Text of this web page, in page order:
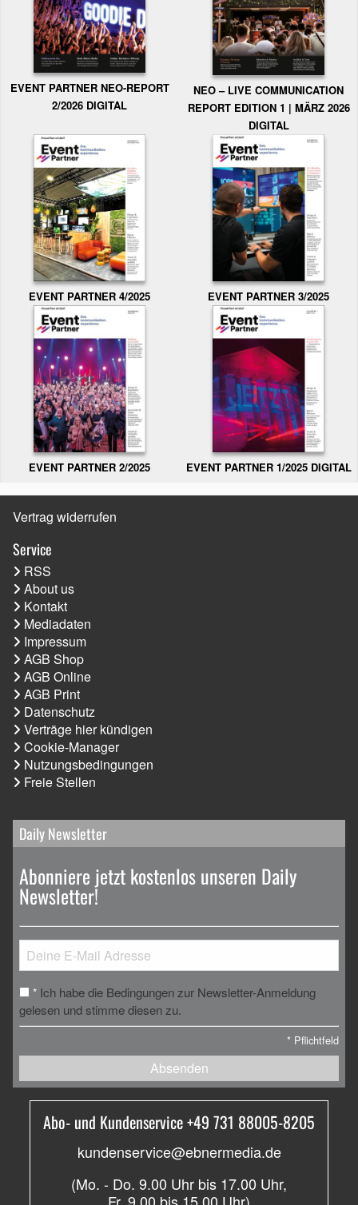
EVENT PARTNER NEO-REPORT
2/2026 DIGITAL
NEO – LIVE COMMUNICATION
REPORT EDITION 1 | MÄRZ 2026
DIGITAL
EVENT PARTNER 4/2025 EVENT PARTNER 3/2025
EVENT PARTNER 2/2025 EVENT PARTNER 1/2025 DIGITAL
Vertrag widerrufen
Service
RSS
About us
Kontakt
Mediadaten
Impressum
AGB Shop
AGB Online
AGB Print
Datenschutz
Verträge hier kündigen
Cookie-Manager
Nutzungsbedingungen
Freie Stellen
Daily Newsletter
Abonniere jetzt kostenlos unseren Daily
Newsletter!
* Ich habe die Bedingungen zur Newsletter-Anmeldung
gelesen und stimme diesen zu.
* Pflichtfeld
Absenden
Abo- und Kundenservice +49 731 88005-8205
kundenservice@ebnermedia.de
(Mo. - Do. 9.00 Uhr bis 17.00 Uhr,